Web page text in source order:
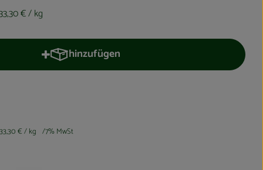
€/ kg
hinzufügen
Produkt zum Warenkorb hinzufügen
€/ kg 7% MwSt